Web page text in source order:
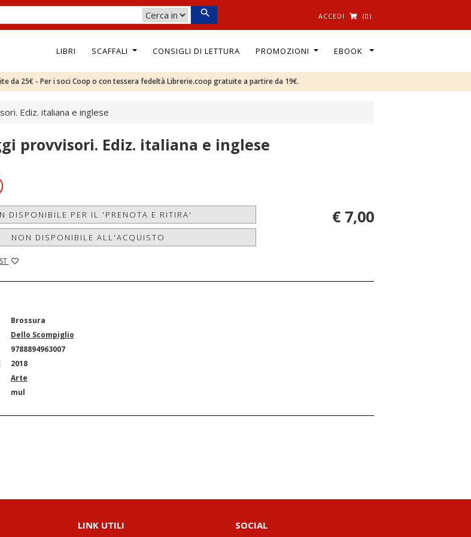
ACCEDI (0)
LIBRI SCAFFALI CONSIGLI DI LETTURA PROMOZIONI EBOOK
da 25€ - Per i soci Coop o con tessera fedeltà Librerie.coop gratuite a partire da 19€.
Ediz. italiana e inglese
provvisori. Ediz. italiana e inglese
DISPONIBILE PER IL 'PRENOTA E RITIRA'
NON DISPONIBILE ALL'ACQUISTO
€ 7,00
Brossura
Dello Scompiglio
9788894963007
2018
Arte
mul
LINK UTILI SOCIAL